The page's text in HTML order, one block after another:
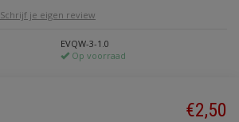
Schrijf je eigen review
EVQW-3-1.0
Op voorraad
€2,50